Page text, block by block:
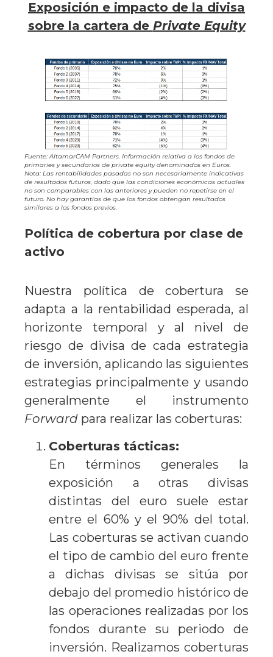
Exposición e impacto de la divisa
sobre la cartera de Private Equity
Fuente: AltamarCAM Partners. Información relativa a los fondos de
primaries y secundarios de private equity denominados en Euros.
Nota: Las rentabilidades pasadas no son necesariamente indicativas
de resultados futuros, dado que las condiciones económicas actuales
no son comparables con las anteriores y pueden no repetirse en el
futuro. No hay garantías de que los fondos obtengan resultados
similares a los fondos previos.
Política de cobertura por clase de
activo
Nuestra política de cobertura se
adapta a la rentabilidad esperada, al
horizonte temporal y al nivel de
riesgo de divisa de cada estrategia
de inversión, aplicando las siguientes
estrategias principalmente y usando
generalmente el instrumento
Forward para realizar las coberturas:
Coberturas tácticas:
En términos generales la
exposición a otras divisas
distintas del euro suele estar
entre el 60% y el 90% del total.
Las coberturas se activan cuando
el tipo de cambio del euro frente
a dichas divisas se sitúa por
debajo del promedio histórico de
las operaciones realizadas por los
fondos durante su periodo de
inversión. Realizamos coberturas